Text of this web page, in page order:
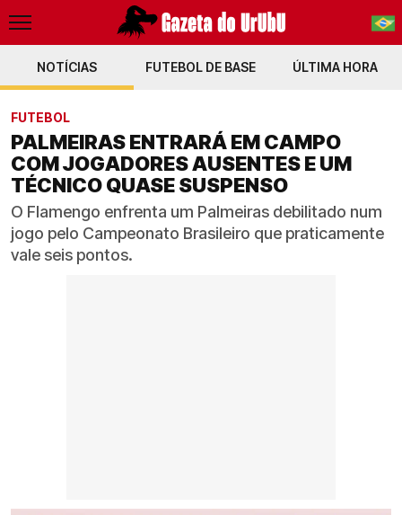
PT-BR
NOTÍCIAS FUTEBOL DE BASE ÚLTIMA HORA
FUTEBOL
PALMEIRAS ENTRARÁ EM CAMPO
COM JOGADORES AUSENTES E UM
TÉCNICO QUASE SUSPENSO
O Flamengo enfrenta um Palmeiras debilitado num
jogo pelo Campeonato Brasileiro que praticamente
vale seis pontos.